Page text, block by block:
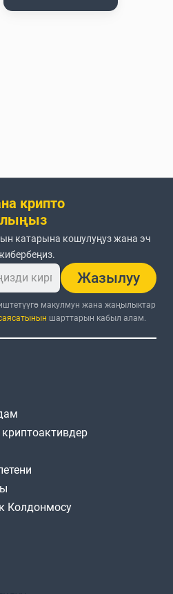
крипто
катарына кошулуңуз жана эч
Жазылуу
макулмун жана жаңылыктар
шарттарын кабыл алам.
Колдонмосу